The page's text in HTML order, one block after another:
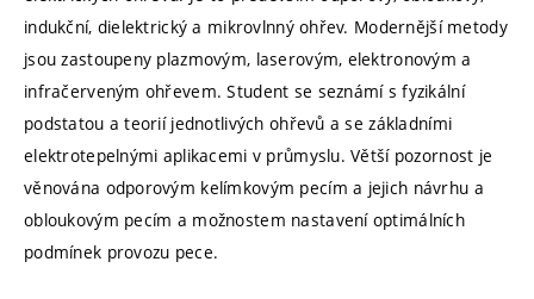
indukční, dielektrický a mikrovlnný ohřev. Modernější metody
jsou zastoupeny plazmovým, laserovým, elektronovým a
infračerveným ohřevem. Student se seznámí s fyzikální
podstatou a teorií jednotlivých ohřevů a se základními
elektrotepelnými aplikacemi v průmyslu. Větší pozornost je
věnována odporovým kelímkovým pecím a jejich návrhu a
obloukovým pecím a možnostem nastavení optimálních
podmínek provozu pece.